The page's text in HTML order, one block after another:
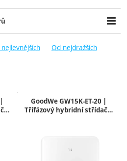
-
Extra
VýprodejOd nejdražších
GoodWe GW15K-ET-20 |
Třífázový hybridní střídač…